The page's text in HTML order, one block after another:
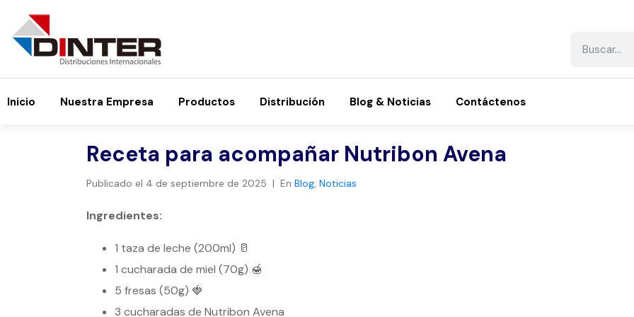
Inicio Nuestra Empresa Productos Distribución Blog & Noticias Contáctenos
Receta para acompañar Nutribon Avena
Publicado el 4 de septiembre de 2025 En Blog, Noticias
Ingredientes:
1 taza de leche (200ml) 🥛
1 cucharada de miel (70g) 🍯
5 fresas (50g) 🍓
3 cucharadas de Nutribon Avena